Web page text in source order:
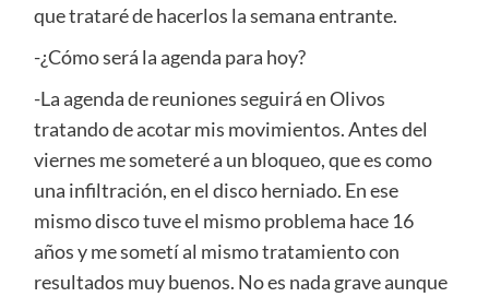
que trataré de hacerlos la semana entrante.
-¿Cómo será la agenda para hoy?
-La agenda de reuniones seguirá en Olivos
tratando de acotar mis movimientos. Antes del
viernes me someteré a un bloqueo, que es como
una infiltración, en el disco herniado. En ese
mismo disco tuve el mismo problema hace 16
años y me sometí al mismo tratamiento con
resultados muy buenos. No es nada grave aunque